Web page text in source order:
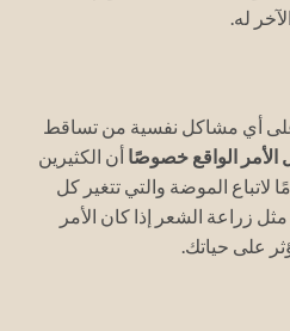
له.
على أي مشاكل نفسية من تساقط
الأمر الواقع خصوصًا أن الكثيرين
الموضة والتي تتغير كل
زراعة الشعر إذا كان الأمر
على حياتك.